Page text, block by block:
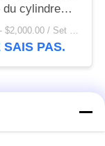
du cylindre
$1,000.00 - $2,000.00 / Set MOQ:1 ensemble/ensembles
SAIS PAS.